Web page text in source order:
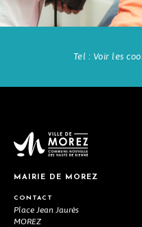
Tel : Voir les
MAIRIE DE MOREZ
CONTACT
Place Jean Jaurès
MOREZ